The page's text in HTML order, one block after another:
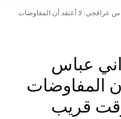
عراقجي: لا أعتقد أن المفاوضات
عباس
المفاوضات
قريب